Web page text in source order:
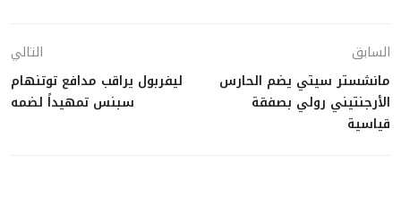
السابق
مانشستر سيتي يضم الحارس
الأرجنتيني رولي بصفقة
قياسية
التالي
ليفربول يراقب مدافع توتنهام
سبنس تمهيداً لضمه